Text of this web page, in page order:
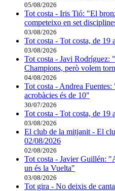
05/08/2026
Tot costa - Iris Tió: "El
competeixo en set
03/08/2026
Tot costa - Tot costa, de 19
03/08/2026
Tot costa - Javi Rodríguez:
Champions, però volem
04/08/2026
Tot costa - Andrea
acrobàcies és de 10"
30/07/2026
Tot costa - Tot costa, de 19
03/08/2026
El club de la mitjanit - El
02/08/2026
02/08/2026
Tot costa - Javier Guillén:
un és la Vuelta"
03/08/2026
Tot gira - No deixis de